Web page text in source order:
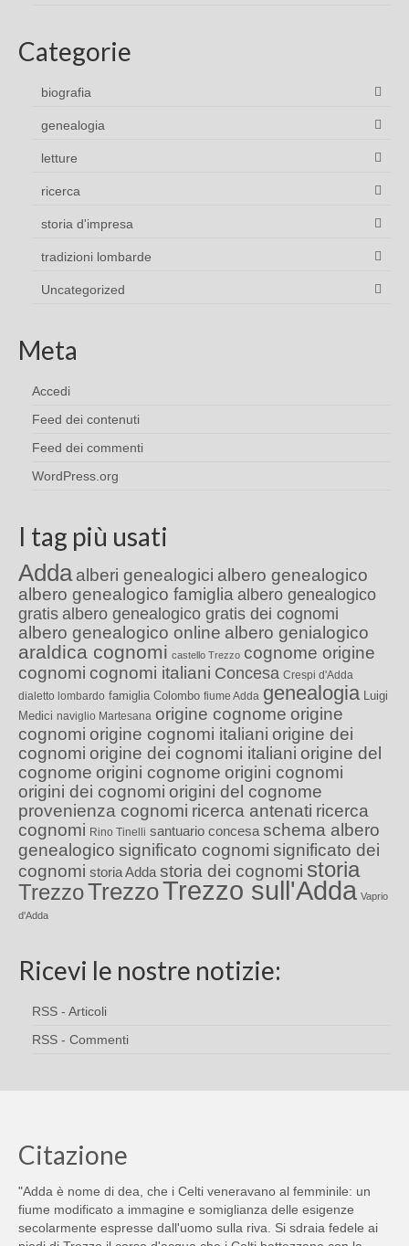
Categorie
biografia
genealogia
letture
ricerca
storia d'impresa
tradizioni lombarde
Uncategorized
Meta
Accedi
Feed dei contenuti
Feed dei commenti
WordPress.org
I tag più usati
Adda alberi genealogici albero genealogico
albero genealogico famiglia albero genealogico
gratis albero genealogico gratis dei cognomi
albero genealogico online albero genialogico
araldica cognomi castello Trezzo cognome origine
cognomi cognomi italiani Concesa Crespi d'Adda
dialetto lombardo famiglia Colombo fiume Adda genealogia Luigi
Medici naviglio Martesana origine cognome origine
cognomi origine cognomi italiani origine dei
cognomi origine dei cognomi italiani origine del
cognome origini cognome origini cognomi
origini dei cognomi origini del cognome
provenienza cognomi ricerca antenati ricerca
cognomi Rino Tinelli santuario concesa schema albero
genealogico significato cognomi significato dei
cognomi storia Adda storia dei cognomi storia
TrezzoTrezzoTrezzo sull'Adda Vaprio
d'Adda
Ricevi le nostre notizie:
RSS - Articoli
RSS - Commenti
Citazione
"Adda è nome di dea, che i Celti veneravano al femminile: un
fiume modificato a immagine e somiglianza delle esigenze
secolarmente espresse dall'uomo sulla riva. Si sdraia fedele ai